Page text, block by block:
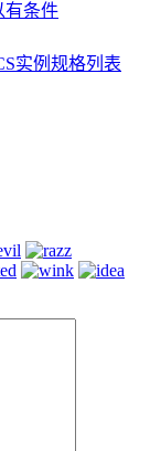
有条件
实例规格列表